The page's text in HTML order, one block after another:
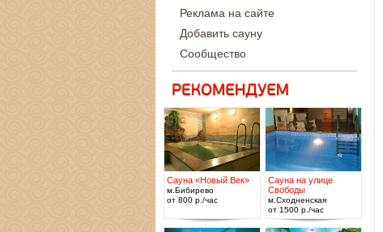
Реклама на сайте
Добавить сауну
Сообщество
Сауна «Новый Век»
м.Бибирево
от 800 р./час
Сауна на улице
Свободы
м.Сходненская
от 1500 р./час